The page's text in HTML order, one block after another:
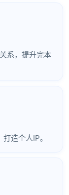
系，提升完本
造个人IP。